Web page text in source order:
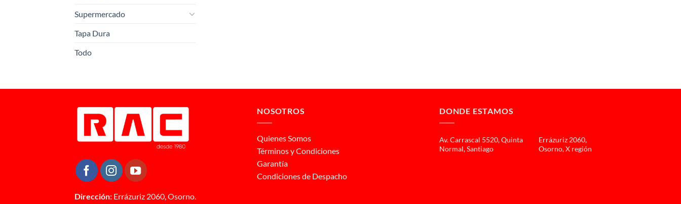
Supermercado
Tapa Dura
Todo
Dirección: Errázuriz 2060, Osorno.
NOSOTROS
Quienes Somos
Términos y Condiciones
Garantía
Condiciones de Despacho
DONDE ESTAMOS
Av. Carrascal 5520, Quinta
Normal, Santiago
Errázuriz 2060,
Osorno, X región